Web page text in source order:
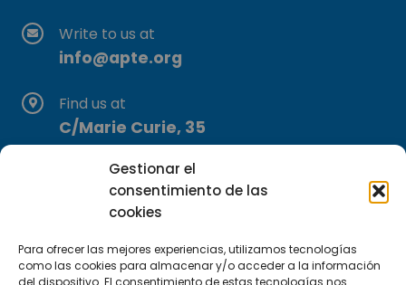
Gestionar el
consentimiento de las
cookies
Para ofrecer las mejores experiencias, utilizamos tecnologías
como las cookies para almacenar y/o acceder a la información
del dispositivo. El consentimiento de estas tecnologías nos
Write to us at
info@apte.org
Find us at
C/Marie Curie, 35
29590 Campanillas, Málaga